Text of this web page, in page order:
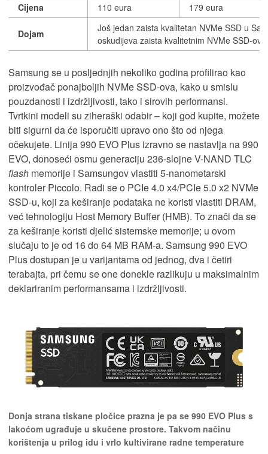
Cijena
110 eura 179 eura
Dojam
Još jedan zaista kvalitetan NVMe SSD u
oskudijeva zaista kvalitetnim NVMe SSD-
Samsung se u posljednjih nekoliko godina profilirao kao
proizvođač ponajboljih NVMe SSD-ova, kako u smislu
pouzdanosti i izdržljivosti, tako i sirovih performansi.
Tvrtkini modeli su ziheraški odabir – koji god kupite, možete
biti sigurni da će isporučiti upravo ono što od njega
očekujete. Linija 990 EVO Plus izravno se nastavlja na 990
EVO, donoseći osmu generaciju 236-slojne V-NAND TLC
flash memorije i Samsungov vlastiti 5-nanometarski
kontroler Piccolo. Radi se o PCIe 4.0 x4/PCIe 5.0 x2 NVMe
SSD-u, koji za keširanje podataka ne koristi vlastiti DRAM,
već tehnologiju Host Memory Buffer (HMB). To znači da se
za keširanje koristi djelić sistemske memorije; u ovom
slučaju to je od 16 do 64 MB RAM-a. Samsung 990 EVO
Plus dostupan je u varijantama od jednog, dva i četiri
terabajta, pri čemu se one donekle razlikuju u maksimalnim
deklariranim performansama i izdržljivosti.
Donja strana tiskane pločice prazna je pa se 990 EVO Plus s
lakoćom ugrađuje u skučene prostore. Takvom načinu
korištenja u prilog idu i vrlo kultivirane radne temperature